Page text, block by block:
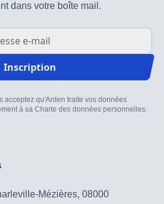
dans votre boîte mail.
Inscription
acceptez qu'Arden traite vos données
à sa Charte des données personnelles.
Mézières, 08000